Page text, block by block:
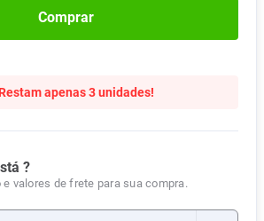
Comprar
apenas 3 unidades!
?
e valores de frete para sua compra.